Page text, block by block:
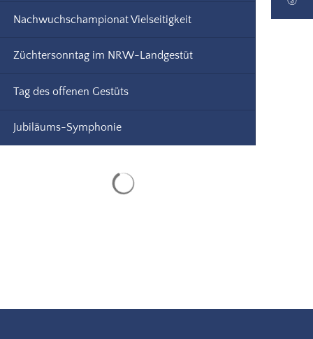
Nachwuchschampionat Vielseitigkeit
Züchtersonntag im NRW-Landgestüt
Tag des offenen Gestüts
Jubiläums-Symphonie